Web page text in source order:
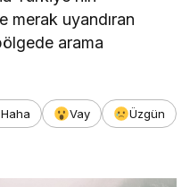
merak uyandıran
arama
Haha Vay
Üzgün